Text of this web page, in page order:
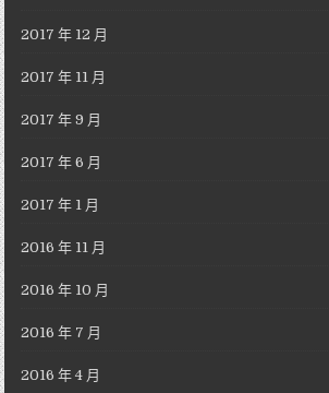
2017 年 12 月
2017 年 11 月
2017 年 9 月
2017 年 6 月
2017 年 1 月
2016 年 11 月
2016 年 10 月
2016 年 7 月
2016 年 4 月